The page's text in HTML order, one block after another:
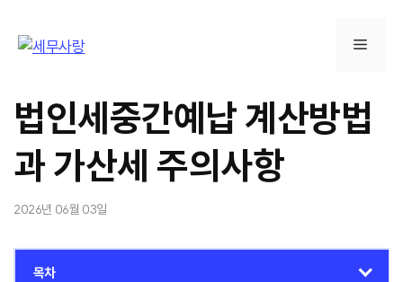
메
뉴
법인세중간예납 계산방법
과 가산세 주의사항
2026년 06월 03일
목차